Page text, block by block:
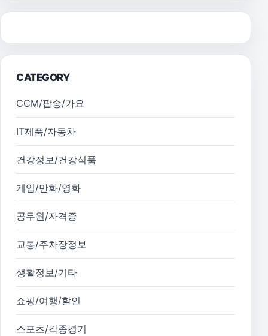
CATEGORY
CCM/팝송/가요
IT제품/자동차
건강정보/건강식품
게임/만화/영화
공무원/자격증
교통/주차장정보
생활정보/기타
쇼핑/여행/할인
스포츠/각종경기